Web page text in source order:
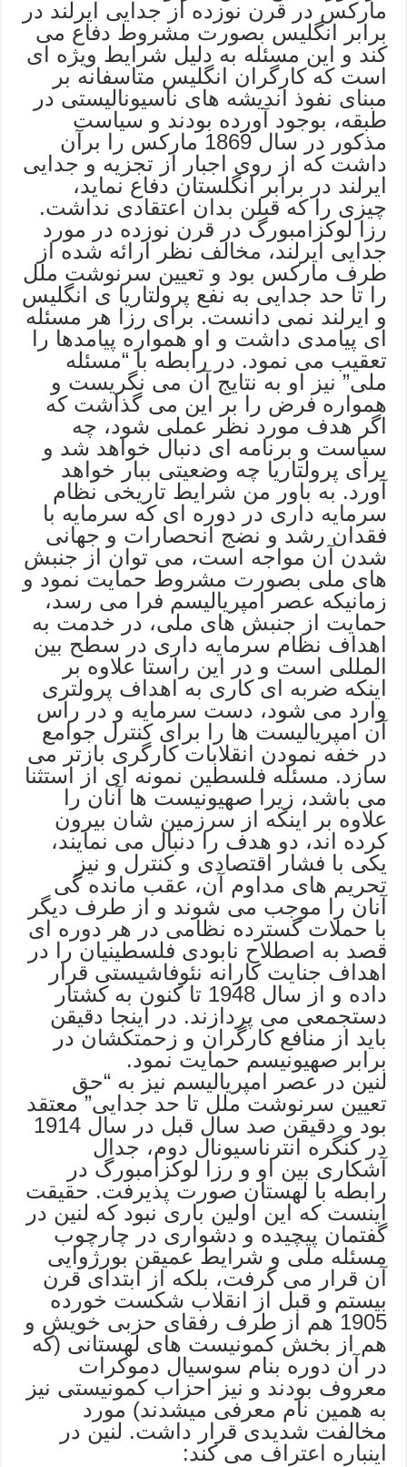
مارکس در قرن نوزده از جدایی ایرلند در
برابر انگلیس بصورت مشروط دفاع می
کند و این مسئله به دلیل شرایط ویژه ای
است که کارگران انگلیس متاسفانه بر
مبنای نفوذ اندیشه های ناسیونالیستی در
طبقه، بوجود آورده بودند و سیاست
مذکور در سال 1869 مارکس را برآن
داشت که از روی اجبار از تجزیه و جدایی
ایرلند در برابر انگلستان دفاع نماید،
چیزی را که قبلن بدان اعتقادی نداشت.
رزا لوکزامبورگ در قرن نوزده در مورد
جدایی ایرلند، مخالف نظر ارائه شده از
طرف مارکس بود و تعیین سرنوشت ملل
را تا حد جدایی به نفع پرولتاریا ی انگلیس
و ایرلند نمی دانست. برای رزا هر مسئله
ای پیامدی داشت و او همواره پیامدها را
تعقیب می نمود. در رابطه با “مسئله
ملی” نیز او به نتایج آن می نگریست و
همواره فرض را بر این می گذاشت که
اگر هدف مورد نظر عملی شود، چه
سیاست و برنامه ای دنبال خواهد شد و
برای پرولتاریا چه وضعیتی ببار خواهد
آورد. به باور من شرایط تاریخی نظام
سرمایه داری در دوره ای که سرمایه با
فقدان رشد و نضج انحصارات و جهانی
شدن آن مواجه است، می توان از جنبش
های ملی بصورت مشروط حمایت نمود و
زمانیکه عصر امپریالیسم فرا می رسد،
حمایت از جنبش های ملی، در خدمت به
اهداف نظام سرمایه داری در سطح بین
المللی است و در این راستا علاوه بر
اینکه ضربه ای کاری به اهداف پرولتری
وارد می شود، دست سرمایه و در راس
آن امپریالیست ها را برای کنترل جوامع
در خفه نمودن انقلابات کارگری بازتر می
سازد. مسئله فلسطین نمونه ای از استثنا
می باشد، زیرا صهیونیست ها آنان را
علاوه بر اینکه از سرزمین شان بیرون
کرده اند، دو هدف را دنبال می نمایند،
یکی با فشار اقتصادی و کنترل و نیز
تحریم های مداوم آن، عقب مانده گی
آنان را موجب می شوند و از طرف دیگر
با حملات گسترده نظامی در هر دوره ای
قصد به اصطلاح نابودی فلسطینیان را در
اهداف جنایت کارانه نئوفاشیستی قرار
داده و از سال 1948 تا کنون به کشتار
دستجمعی می پردازند. در اینجا دقیقن
باید از منافع کارگران و زحمتکشان در
برابر صهیونیسم حمایت نمود.
لنین در عصر امپریالیسم نیز به “حق
تعیین سرنوشت ملل تا حد جدایی” معتقد
بود و دقیقن صد سال قبل در سال 1914
در کنگره انترناسیونال دوم، جدال
آشکاری بین او و رزا لوکزامبورگ در
رابطه با لهستان صورت پذیرفت. حقیقت
اینست که این اولین باری نبود که لنین در
گفتمان پیچیده و دشواری در چارچوب
مسئله ملی و شرایط عمیقن بورژوایی
آن قرار می گرفت، بلکه از ابتدای قرن
بیستم و قبل از انقلاب شکست خورده
1905 هم از طرف رفقای حزبی خویش و
هم از بخش کمونیست های لهستانی (که
در آن دوره بنام سوسیال دموکرات
معروف بودند و نیز احزاب کمونیستی نیز
به همین نام معرفی میشدند) مورد
مخالفت شدیدی قرار داشت. لنین در
اینباره اعتراف می کند: